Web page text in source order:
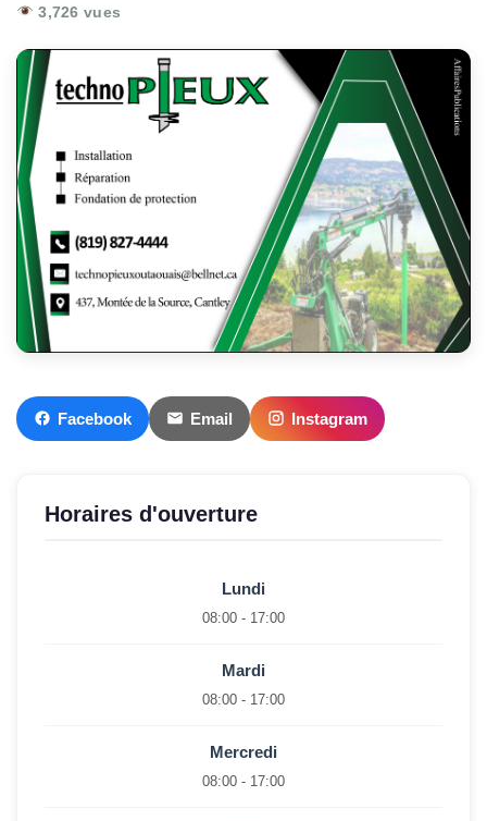
3,726 vues
Facebook Email Instagram
Horaires d'ouverture
Lundi
08:00 - 17:00
Mardi
08:00 - 17:00
Mercredi
08:00 - 17:00